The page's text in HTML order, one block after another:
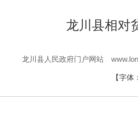
龙川县相对
龙川县人民政府门户网站
【字体